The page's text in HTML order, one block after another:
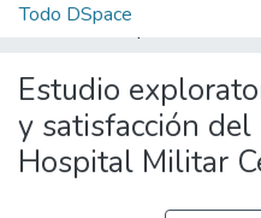
Todo DSpace
Estudio
y satisfacción
Hospital Militar